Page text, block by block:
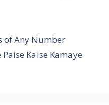
of Any Number
Kaise Kamaye